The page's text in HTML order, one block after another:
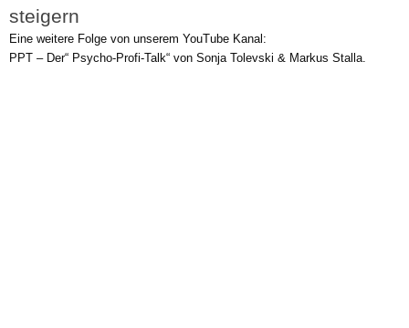
steigern
Eine weitere Folge von unserem YouTube Kanal:
PPT – Der“ Psycho-Profi-Talk“ von Sonja Tolevski & Markus Stalla.